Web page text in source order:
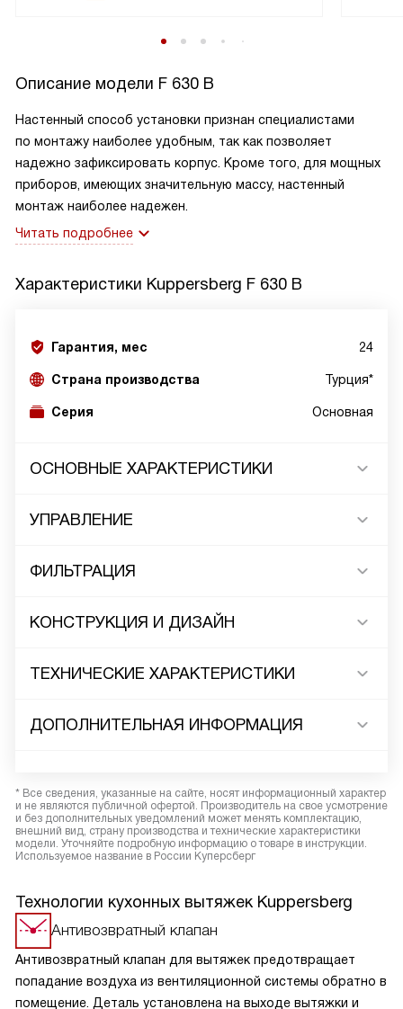
Описание модели F 630 B
Настенный способ установки признан специалистами
по монтажу наиболее удобным, так как позволяет
надежно зафиксировать корпус. Кроме того, для мощных
приборов, имеющих значительную массу, настенный
монтаж наиболее надежен.
Читать подробнее
Характеристики Kuppersberg F 630 B
Гарантия, мес 24
Страна производства Турция*
Серия Основная
ОСНОВНЫЕ ХАРАКТЕРИСТИКИ
УПРАВЛЕНИЕ
ФИЛЬТРАЦИЯ
КОНСТРУКЦИЯ И ДИЗАЙН
ТЕХНИЧЕСКИЕ ХАРАКТЕРИСТИКИ
ДОПОЛНИТЕЛЬНАЯ ИНФОРМАЦИЯ
* Все сведения, указанные на сайте, носят информационный характер
и не являются публичной офертой. Производитель на свое усмотрение
и без дополнительных уведомлений может менять комплектацию,
внешний вид, страну производства и технические характеристики
модели. Уточняйте подробную информацию о товаре в инструкции.
Используемое название в России Куперсберг
Технологии кухонных вытяжек Kuppersberg
Антивозвратный клапан
Антивозвратный клапан для вытяжек предотвращает
попадание воздуха из вентиляционной системы обратно в
помещение. Деталь установлена на выходе вытяжки и